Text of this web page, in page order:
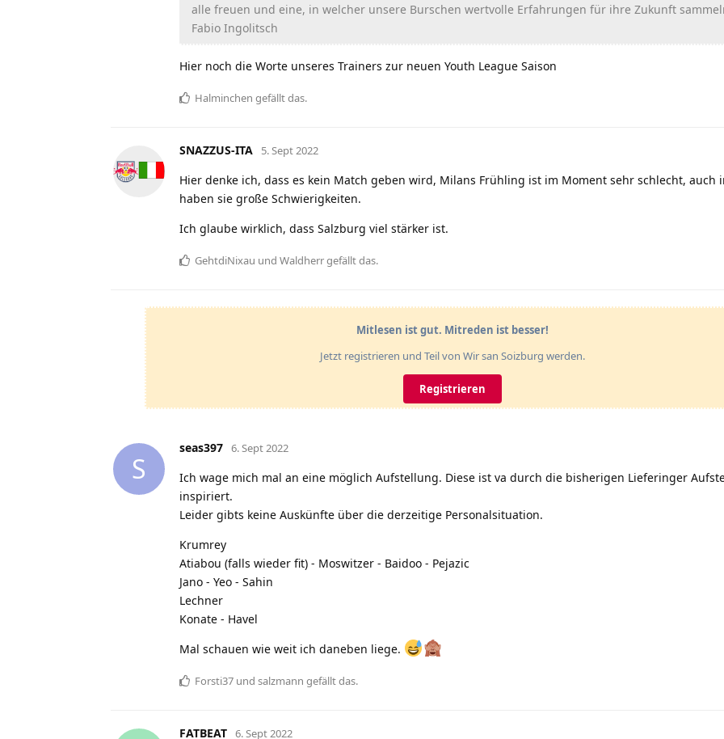
alle freuen und eine, in welcher unsere Burschen wertvolle Erfahrungen für ihre Zukunft
Fabio Ingolitsch
Hier noch die Worte unseres Trainers zur neuen Youth League Saison
Halminchen gefällt das.
SNAZZUS-ITA 5. Sept 2022
Hier denke ich, dass es kein Match geben wird, Milans Frühling ist im Moment sehr schlecht, auch
haben sie große Schwierigkeiten.
Ich glaube wirklich, dass Salzburg viel stärker ist.
GehtdiNixau und Waldherrgefällt das.
Mitlesen ist gut. Mitreden ist besser!
Jetzt registrieren und Teil von Wir san Soizburg werden.
Registrieren
S
seas397 6. Sept 2022
Ich wage mich mal an eine möglich Aufstellung. Diese ist va durch die bisherigen Lieferinger
inspiriert.
Leider gibts keine Auskünfte über die derzeitige Personalsituation.
Krumrey
Atiabou (falls wieder fit) - Moswitzer - Baidoo - Pejazic
Jano - Yeo - Sahin
Lechner
Konate - Havel
Mal schauen wie weit ich daneben liege.
Forsti37 und salzmann gefällt das.
FATBEAT 6. Sept 2022